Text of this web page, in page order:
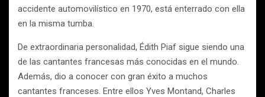
accidente automovilístico en 1970, está enterrado con ella
en la misma tumba.
De extraordinaria personalidad, Édith Piaf sigue siendo una
de las cantantes francesas más conocidas en el mundo.
Además, dio a conocer con gran éxito a muchos
cantantes franceses. Entre ellos Yves Montand, Charles